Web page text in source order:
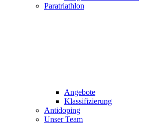
Paratriathlon
Angebote
Klassifizierung
Antidoping
Unser Team